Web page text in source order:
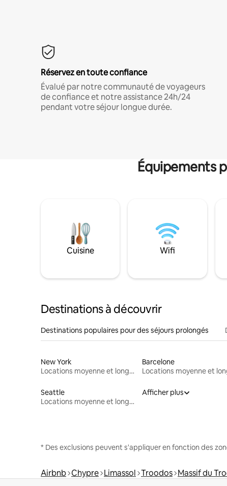
Réservez en toute confiance
Évalué par notre communauté de voyageurs
de confiance et notre assistance 24h/24
pendant votre séjour longue durée.
Équipements
Cuisine Wifi
Destinations à découvrir
Destinations populaires pour des séjours prolongés
New York
Locations moyenne et longue durée
Barcelone
Seattle
Locations moyenne et longue durée
Afficher plus
* Des exclusions peuvent s'appliquer en fonction des
Airbnb Chypre Limassol Troodos Massif du